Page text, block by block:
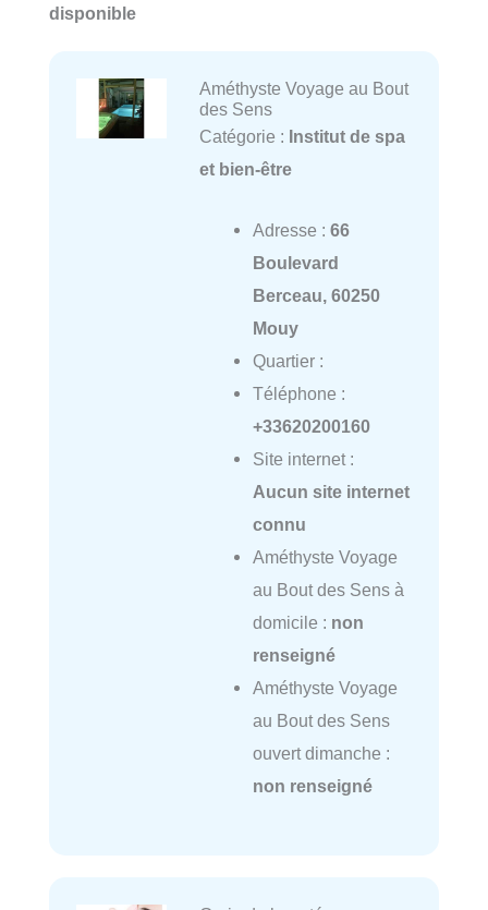
disponible
Améthyste Voyage au Bout
des Sens
Catégorie : Institut de spa
et bien-être
Adresse : 66
Boulevard
Berceau, 60250
Mouy
Quartier :
Téléphone :
+33620200160
Site internet :
Aucun site internet
connu
Améthyste Voyage
au Bout des Sens à
domicile : non
renseigné
Améthyste Voyage
au Bout des Sens
ouvert dimanche :
non renseigné